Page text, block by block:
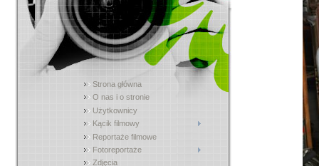
Strona główna
O nas i o stronie
Użytkownicy
Kącik filmowy
Reportaże filmowe
Fotoreportaże
Zdjęcia